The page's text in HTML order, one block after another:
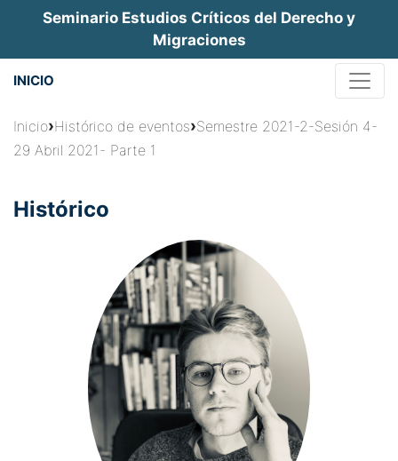
Seminario Estudios Críticos del Derecho y
Migraciones
INICIO
Usted
está
aquí
Inicio›Histórico de eventos›Semestre 2021-2-Sesión 4-
29 Abril 2021- Parte 1
Histórico